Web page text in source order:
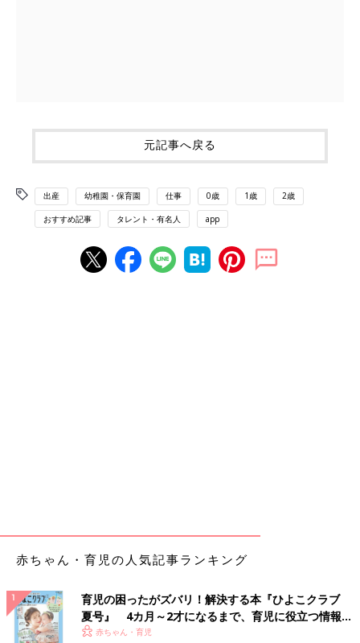
元記事へ戻る
出産 幼稚園・保育園 仕事 0歳 1歳 2歳
おすすめ記事 タレント・有名人 app
赤ちゃん・育児の人気記事ランキング
育児の困ったがズバリ！解決する本『ひよこクラブ
夏号』 4カ月～2才になるまで、育児に役立つ情報が
いっぱい！
赤ちゃん・育児